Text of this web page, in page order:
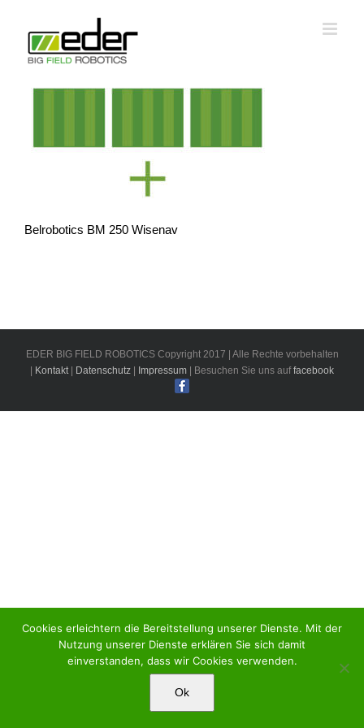
springen
Belrobotics BM 250 Wisenav
EDER BIG FIELD ROBOTICS Copyright 2017 | Alle Rechte vorbehalten
Kontakt| Datenschutz Impressum | Besuchen Sie uns auffacebook
Cookies erleichtern die Bereitstellung unserer Dienste. Mit der
Nutzung unserer Dienste erklären Sie sich damit
einverstanden, dass wir Cookies verwenden.
Ok